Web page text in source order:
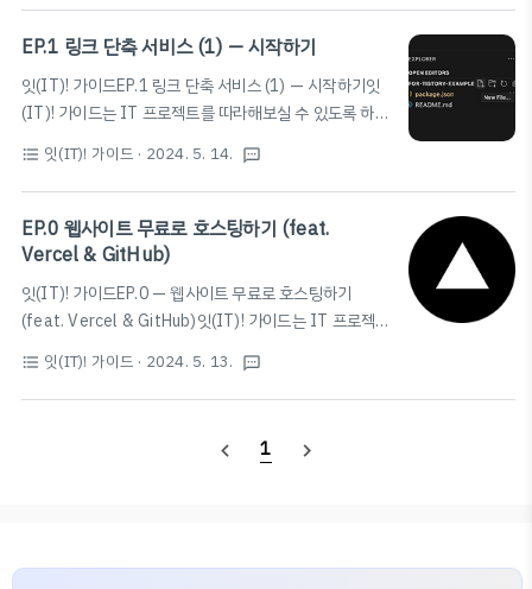
명해 드립니다. 본 포스팅은 이전 게시물과 이어지는 내용
입니다. 아래 게시글을 먼저 확인해 보시기를 추천드립니
스 (1) — 시작하기 EP.1 링크 단축 서비스 (1) — 시작하
기잇(IT)! 가이드EP.1 링크 단축 서비스 (1) — 시작하기
잇(IT)! 가이드는 IT 프로젝트를 따라해보실 수 있도록 하
EP.1 링크 단축 서비스 (1) — 시작하기
잇(IT)! 가이드EP.1 링크 단축 서비스 (1) — 시작하기잇
(IT)! 가이드는 IT 프로젝트를 따라해보실 수 있도록 하는
가이드입니다. 여러 프로젝트를 단계별로 설명드리며, 누
구나 쉽게 따라할 수 있도록 설명해 드립니다. Intro한번
쯤은 bit.ly와 같은 링크 단축 서비스를 사용해 본 적이 있
을 것이다. 긴 URL을 내가 원하는 짧은 링크로 줄여 사용
할 수 있는 장점이 있기에 필자 또한 즐겨 사용하는 서비스
히 살펴보며 우리가 왜 이 서비스를 직접 만들어 사용해야
하는지 설명하도록 하겠다.만약 바로 프로젝트를 시작하
고 싶다면, 목차의 'Get Started' 부분부터 시작하기를
format_list_bulleted 잇(IT)! 가이드 · 2024. 5. 14. textsms
EP.0 웹사이트 무료로 호스팅하기 (feat.
Vercel & GitHub)
잇(IT)! 가이드EP.0 — 웹사이트 무료로 호스팅하기
(feat. Vercel & GitHub)잇(IT)! 가이드는 IT 프로젝트
를 따라해보실 수 있도록 하는 가이드입니다. 여러 프로젝
트를 단계별로 설명드리며, 누구나 쉽게 따라할 수 있도록
설명해 드립니다. Intro어떤 웹사이트든, 코드를 다 짜면
요하다.일반적으로 리눅스 관련 전문 지식이 있다면
다뤄도, 다루지 못해도 유용하게, 무엇보다 무료로 사용할
format_list_bulleted 잇(IT)! 가이드 · 2024. 5. 13. textsms
navigate_before 1 navigate_next